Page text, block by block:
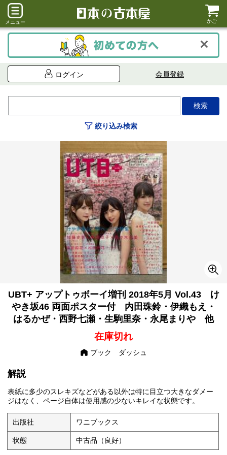
メニュー かご
ログイン 会員登録
絞り込み検索
UBT+ アップトゥボーイ増刊 2018年5月 Vol.43 け
やき坂46 両面ポスター付 内田珠鈴・伊織もえ・
はるかぜ・西野七瀬・生駒里奈・永尾まりや 他
在庫切れ
ブック ダッシュ
解説
表紙に多少のスレキズなどがある以外は特に目立つ大きなダメー
ジはなく、ページ自体は使用感の少ないキレイな状態です。
出版社 ワニブックス
状態 中古品（良好）